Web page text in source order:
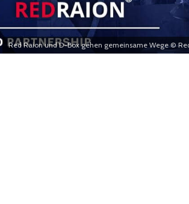
Red Raion und D-Box gehen gemeinsame Wege ©